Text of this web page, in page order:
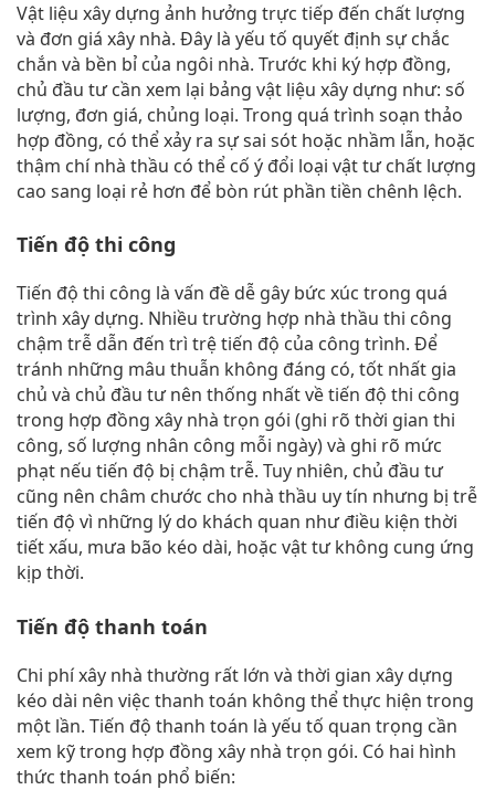
Vật liệu xây dựng ảnh hưởng trực tiếp đến chất lượng
và đơn giá xây nhà. Đây là yếu tố quyết định sự chắc
chắn và bền bỉ của ngôi nhà. Trước khi ký hợp đồng,
chủ đầu tư cần xem lại bảng vật liệu xây dựng như: số
lượng, đơn giá, chủng loại. Trong quá trình soạn thảo
hợp đồng, có thể xảy ra sự sai sót hoặc nhầm lẫn, hoặc
thậm chí nhà thầu có thể cố ý đổi loại vật tư chất lượng
cao sang loại rẻ hơn để bòn rút phần tiền chênh lệch.
Tiến độ thi công
Tiến độ thi công là vấn đề dễ gây bức xúc trong quá
trình xây dựng. Nhiều trường hợp nhà thầu thi công
chậm trễ dẫn đến trì trệ tiến độ của công trình. Để
tránh những mâu thuẫn không đáng có, tốt nhất gia
chủ và chủ đầu tư nên thống nhất về tiến độ thi công
trong hợp đồng xây nhà trọn gói (ghi rõ thời gian thi
công, số lượng nhân công mỗi ngày) và ghi rõ mức
phạt nếu tiến độ bị chậm trễ. Tuy nhiên, chủ đầu tư
cũng nên châm chước cho nhà thầu uy tín nhưng bị trễ
tiến độ vì những lý do khách quan như điều kiện thời
tiết xấu, mưa bão kéo dài, hoặc vật tư không cung ứng
kịp thời.
Tiến độ thanh toán
Chi phí xây nhà thường rất lớn và thời gian xây dựng
kéo dài nên việc thanh toán không thể thực hiện trong
một lần. Tiến độ thanh toán là yếu tố quan trọng cần
xem kỹ trong hợp đồng xây nhà trọn gói. Có hai hình
thức thanh toán phổ biến: